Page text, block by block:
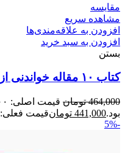
مقایسه
مشاهده سریع
افزودن به علاقه‌مندی‌ها
افزودن به سبد خرید
بستن
کتاب ۱۰ مقاله خواندنی از هاروارد درباره ارتباطات
464,000 تومان
بود.441,000 تومانقیمت فعلی: ۴۴۱,۰۰۰ تومان.
-5%